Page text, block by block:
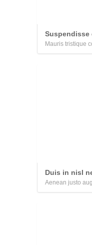
Suspendisse
Mauris tristique
Duis in nisl
Aenean justo